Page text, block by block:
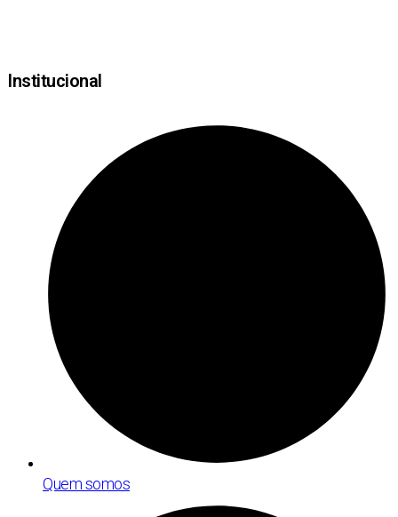
Institucional
Quem somos